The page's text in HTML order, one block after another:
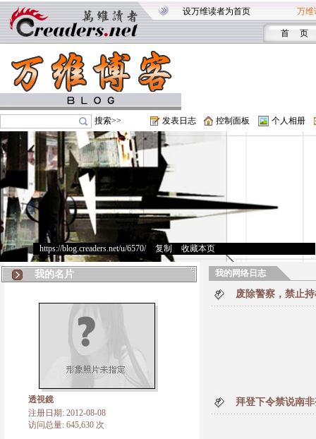
设万维读者为首页 万维
首 页
搜索>> 发表日志 控制面板 个人相册
https://blog.creaders.net/u/6570/> 复制 收藏本页
我的名片
透視鏡
注册日期: 2012-08-08
访问总量: 645,630 次
我的网络日志
废除警察，禁止
拜登下令禁说南